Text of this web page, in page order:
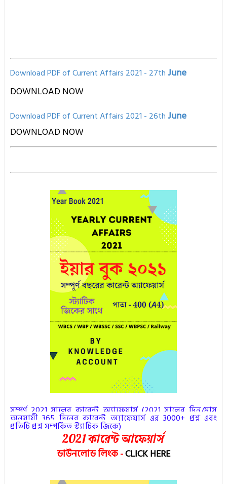
Download PDF of Current Affairs 2021 - 27thJune
DOWNLOAD NOW
Download PDF of Current Affairs 2021 - 26thJune
DOWNLOAD NOW
সম্পূর্ণ 2021 সালের কারেন্ট অ্যাফেয়ার্স (2021 সালের দিন/মাস
অনুযায়ী 365 দিনের কারেন্ট অ্যাফেয়ার্স এর 3000+ প্রশ্ন এবং
প্রতিটি প্রশ্ন সম্পর্কিত স্ট্যাটিক জিকে)
2021 কারেন্ট আফেয়ার্স
ডাউনলোড লিংক-CLICK HERE